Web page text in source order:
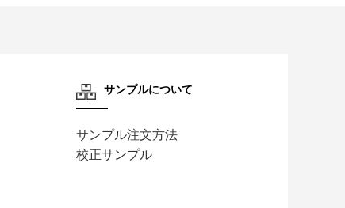
サンプルについて
サンプル注文方法
校正サンプル